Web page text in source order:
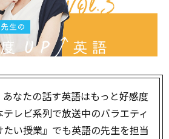
なたの話す英語はもっと好感度
レビ系列で放送中のバラエティ
い授業』でも英語の先生を担当